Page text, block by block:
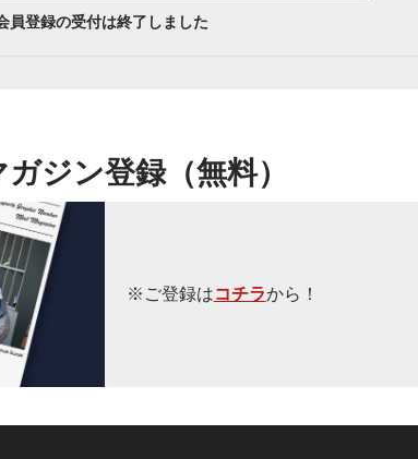
員登録の受付は終了しました
ジン登録（無料）
※ご登録はコチラから！